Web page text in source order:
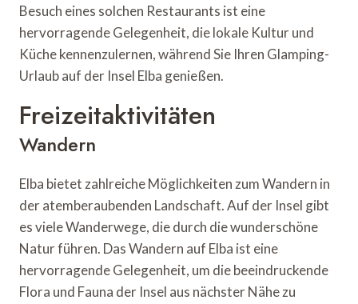
Besuch eines solchen Restaurants ist eine
hervorragende Gelegenheit, die lokale Kultur und
Küche kennenzulernen, während Sie Ihren Glamping-
Urlaub auf der Insel Elba genießen.
Freizeitaktivitäten
Wandern
Elba bietet zahlreiche Möglichkeiten zum Wandern in
der atemberaubenden Landschaft. Auf der Insel gibt
es viele Wanderwege, die durch die wunderschöne
Natur führen. Das Wandern auf Elba ist eine
hervorragende Gelegenheit, um die beeindruckende
Flora und Fauna der Insel aus nächster Nähe zu